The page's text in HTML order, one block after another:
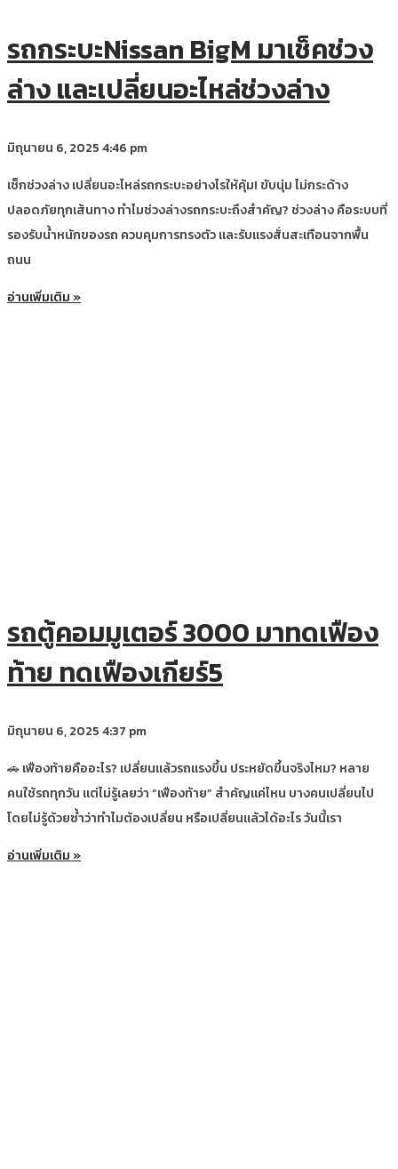
รถกระบะNissan BigM มาเช็คช่วง
ล่าง และเปลี่ยนอะไหล่ช่วงล่าง
มิถุนายน 6, 20254:46 pm
เช็กช่วงล่าง เปลี่ยนอะไหล่รถกระบะอย่างไรให้คุ้ม! ขับนุ่ม ไม่กระด้าง
ปลอดภัยทุกเส้นทาง ทำไมช่วงล่างรถกระบะถึงสำคัญ? ช่วงล่าง คือระบบที่
รองรับน้ำหนักของรถ ควบคุมการทรงตัว และรับแรงสั่นสะเทือนจากพื้น
ถนน
อ่านเพิ่มเติม »
รถตู้คอมมูเตอร์ 3000 มาทดเฟือง
ท้าย ทดเฟืองเกียร์5
มิถุนายน 6, 20254:37 pm
🚗 เฟืองท้ายคืออะไร? เปลี่ยนแล้วรถแรงขึ้น ประหยัดขึ้นจริงไหม? หลาย
คนใช้รถทุกวัน แต่ไม่รู้เลยว่า “เฟืองท้าย” สำคัญแค่ไหน บางคนเปลี่ยนไป
โดยไม่รู้ด้วยซ้ำว่าทำไมต้องเปลี่ยน หรือเปลี่ยนแล้วได้อะไร วันนี้เรา
อ่านเพิ่มเติม »